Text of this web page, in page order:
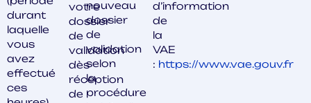
durant
laquelle
vous
avez
effectué
ces
votre
dossier
de
validation
dès
réception
de
nouveau
dossier
de
validation
selon
la
procédure
d’information
de
la
VAE
: https://www.vae.gouv.fr